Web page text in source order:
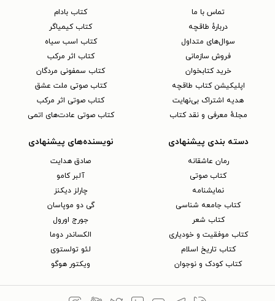
تماس با ما
دربارهٔ طاقچه
سوال‌های متداول
فروش سازمانی
خرید کتابخوان
اپلیکیشن کتاب طاقچه
هدیه اشتراک بی‌نهایت
مجلهٔ معرفی و نقد کتاب
کتاب بادام
کتاب کیمیاگر
کتاب اسب سیاه
کتاب اثر مرکب
کتاب سمفونی مردگان
کتاب صوتی ملت عشق
کتاب صوتی اثر مرکب
کتاب صوتی عادت‌های اتمی
دسته بندی پیشنهادی
رمان عاشقانه
کتاب‌ صوتی
نمایشنامه
کتاب جامعه شناسی
کتاب شعر
کتاب موفقیت و خودیاری
کتاب تاریخ اسلام
کتاب کودک و نوجوان
نویسنده‌های پیشنهادی
صادق هدایت
آلبر کامو
چارلز دیکنز
گی دو موپاسان
جورج اورول
الکساندر دوما
لئو تولستوی
ویکتور هوگو